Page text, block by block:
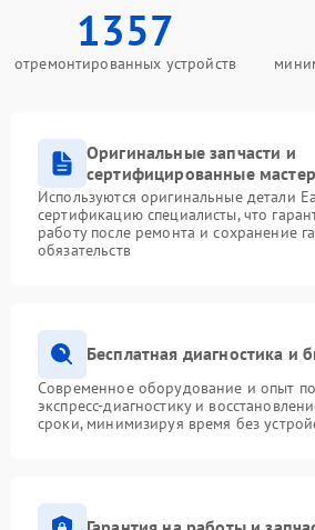
1357
отремонтированных устройств
Оригинальные запчасти и
сертифицированные
Используются оригинальные детали
сертификацию специалисты, что
работу после ремонта и сохранение
обязательств
Бесплатная диагностика и
Современное оборудование и опыт
экспресс-диагностику и
сроки, минимизируя время без